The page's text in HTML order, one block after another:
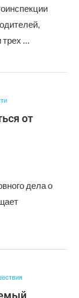
трех …
от
дела о